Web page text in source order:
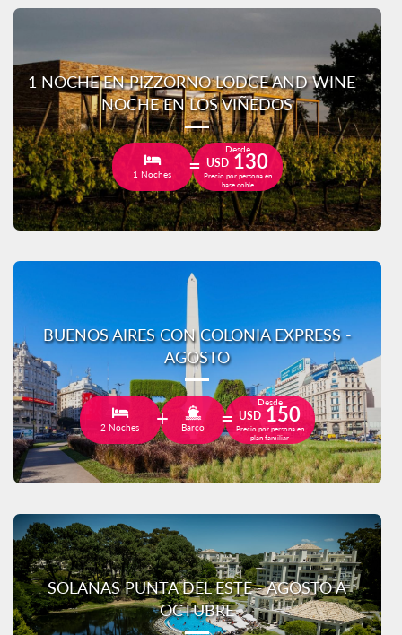
1 NOCHE EN PIZZORNO LODGE AND WINE -
NOCHE EN LOS VIÑEDOS
1 Noches
Desde
USD 130
Precio por persona en
base doble
BUENOS AIRES CON COLONIA EXPRESS -
AGOSTO
2 Noches Barco
Desde
USD 150
Precio por persona en
plan familiar
SOLANAS PUNTA DEL ESTE - AGOSTO A
OCTUBRE